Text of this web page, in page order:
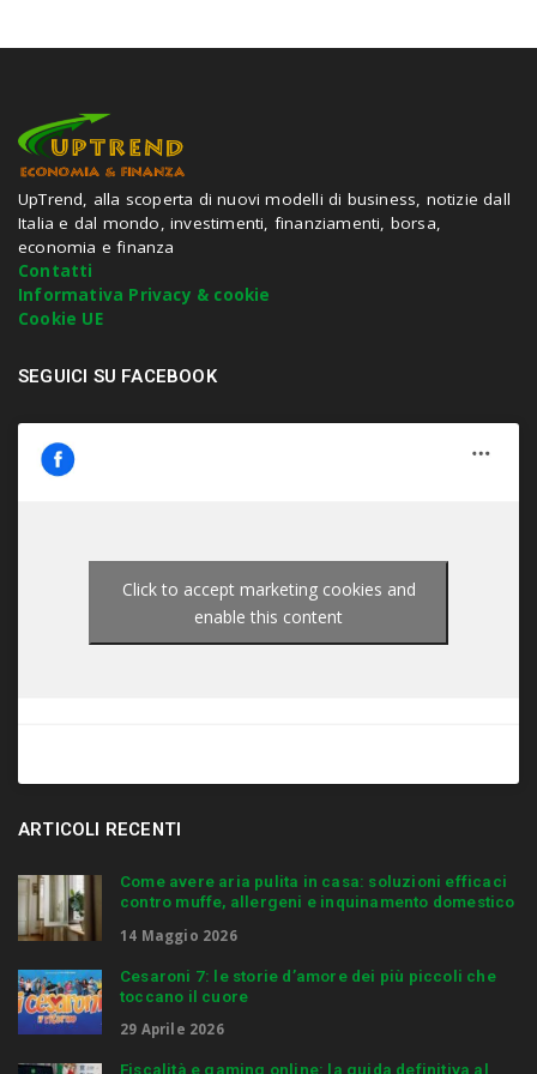
h
h
i
t
e
n
t
e
r
.
UpTrend, alla scoperta di nuovi modelli di business, notizie dall
Italia e dal mondo, investimenti, finanziamenti, borsa,
economia e finanza
Contatti
Informativa Privacy & cookie
Cookie UE
SEGUICI SU FACEBOOK
Click to accept marketing cookies and
enable this content
ARTICOLI RECENTI
Come avere aria pulita in casa: soluzioni efficaci
contro muffe, allergeni e inquinamento domestico
14 Maggio 2026
Cesaroni 7: le storie d’amore dei più piccoli che
toccano il cuore
29 Aprile 2026
Fiscalità e gaming online: la guida definitiva al